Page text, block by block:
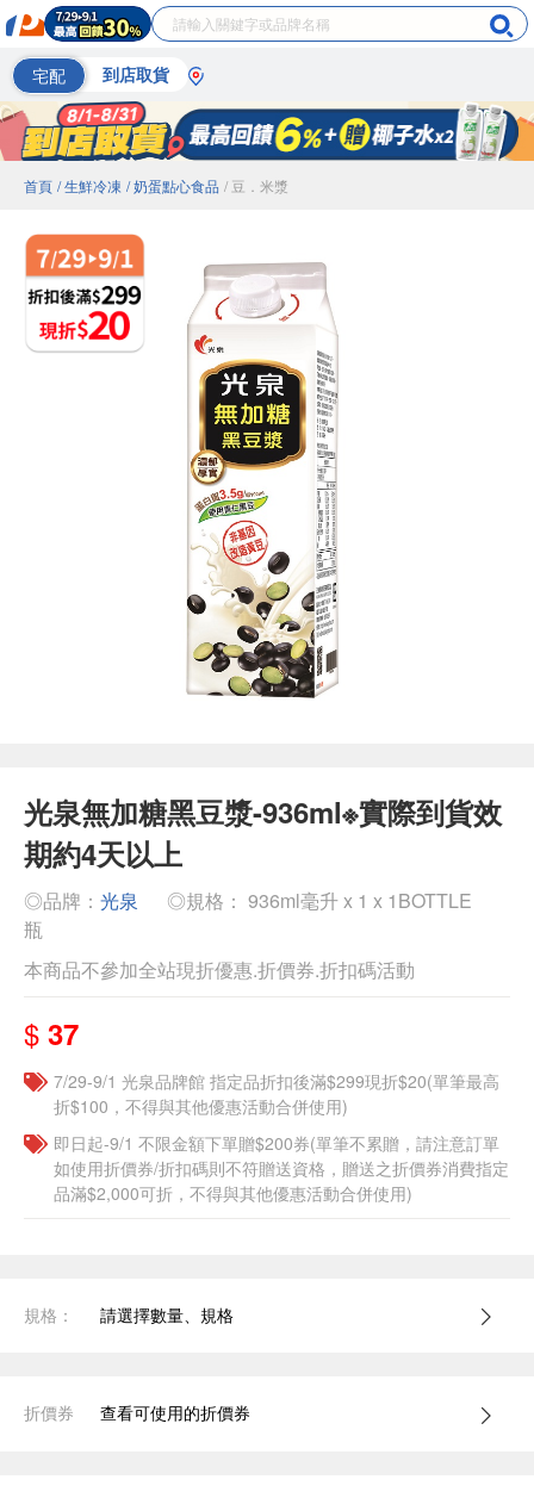
宅配 到店取貨
首頁 / 生鮮冷凍 / 奶蛋點心食品 / 豆．米漿
光泉無加糖黑豆漿-936ml※實際到貨效
期約4天以上
◎品牌： 光泉
◎規格： 936ml毫升 x 1 x 1BOTTLE
瓶
本商品不參加全站現折優惠.折價券.折扣碼活動
$ 37
7/29-9/1 光泉品牌館 指定品折扣後滿$299現折$20(單筆最高
折$100，不得與其他優惠活動合併使用)
即日起-9/1 不限金額下單贈$200券(單筆不累贈，請注意訂單
如使用折價券/折扣碼則不符贈送資格，贈送之折價券消費指定
品滿$2,000可折，不得與其他優惠活動合併使用)
規格： 請選擇數量、規格
折價券 查看可使用的折價券